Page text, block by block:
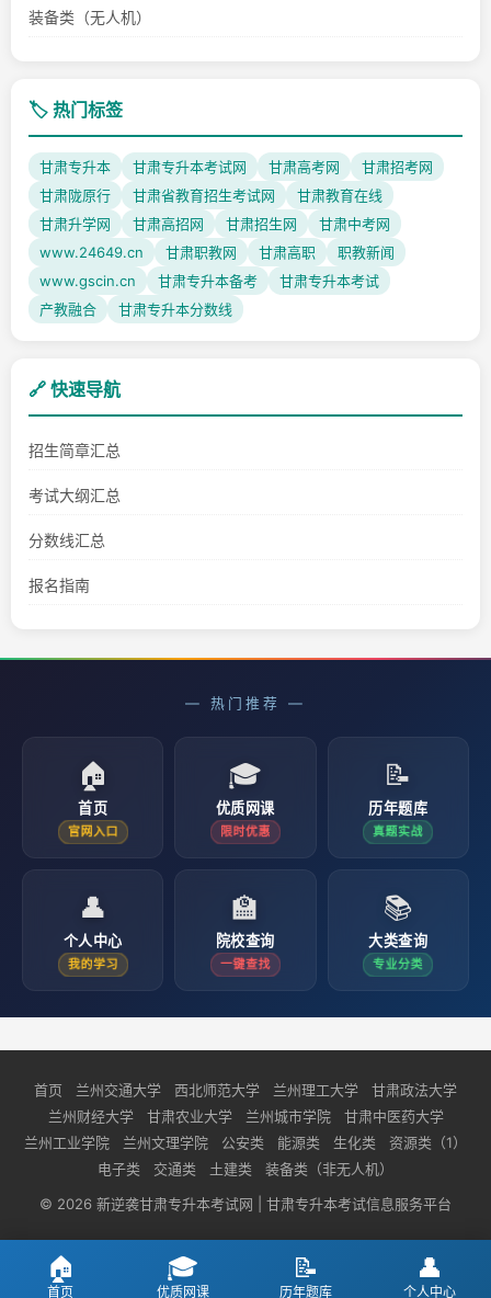
装备类（无人机）
🏷️ 热门标签
甘肃专升本 甘肃专升本考试网 甘肃高考网
甘肃招考网
甘肃陇原行
甘肃省教育招生考试网
甘肃教育在线
甘肃升学网
甘肃高招网 甘肃招生网
甘肃中考网
www.24649.cn
甘肃职教网 甘肃高职
职教新闻
www.gscin.cn
甘肃专升本备考
甘肃专升本考试
产教融合
甘肃专升本分数线
🔗 快速导航
招生简章汇总
考试大纲汇总
分数线汇总
报名指南
— 热门推荐 —
🏠
首页
官网入口
🎓
优质网课
限时优惠
📝
历年题库
真题实战
👤
个人中心
我的学习
🏫
院校查询
一键查找
📚
大类查询
专业分类
首页 兰州交通大学 西北师范大学 兰州理工大学
甘肃政法大学
兰州财经大学
甘肃农业大学 兰州城市学院
甘肃中医药大学
兰州工业学院
兰州文理学院 公安类 能源类 生化类
资源类（1）
电子类
交通类 土建类
装备类（非无人机）
© 2026 新逆袭甘肃专升本考试网 | 甘肃专升本考试信息服务平台
🏠
首页
🎓
优质网课
📝
历年题库
👤
个人中心